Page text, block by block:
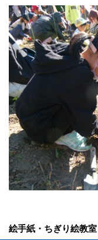
絵手紙・ちぎり絵教室